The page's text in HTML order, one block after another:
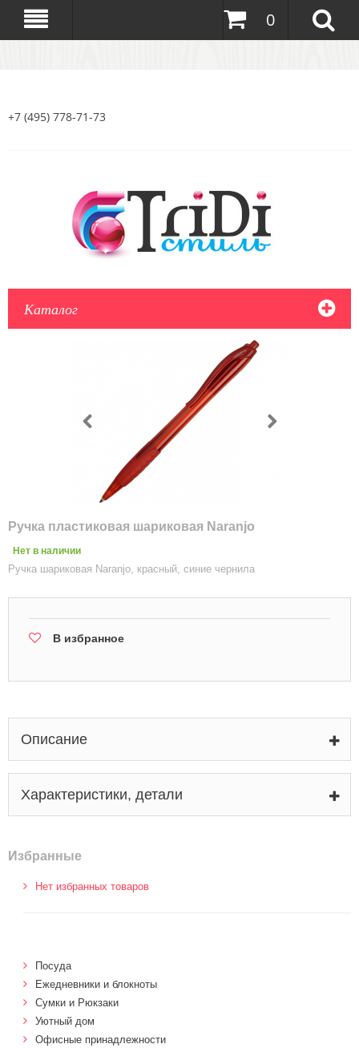
0
+7 (495) 778-71-73
Каталог
Ручка пластиковая шариковая Naranjo
Нет в наличии
Ручка шариковая Naranjo, красный, синие чернила
В избранное
Описание
Характеристики, детали
Избранные
Нет избранных товаров
Посуда
Ежедневники и блокноты
Сумки и Рюкзаки
Уютный дом
Офисные принадлежности